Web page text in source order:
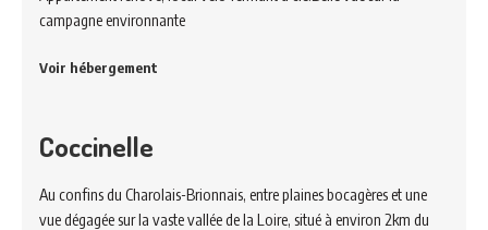
campagne environnante
Voir hébergement
Coccinelle
Au confins du Charolais-Brionnais, entre plaines bocagères et une
vue dégagée sur la vaste vallée de la Loire, situé à environ 2km du